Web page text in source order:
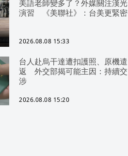
美語老師變多了？外媒關注漢光
演習 《美聯社》：台美更緊密
2026.08.08 15:33
台人赴烏干達遭扣護照、原機遣
返 外交部揭可能主因：持續交
涉
2026.08.08 15:20